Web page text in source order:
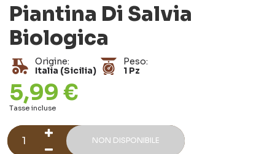
Piantina Di Salvia
Biologica
Origine:
Italia (Sicilia)
Peso:
1 Pz
5,99 €
Tasse incluse
NON DISPONIBILE